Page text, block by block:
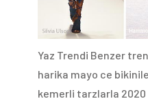
Yaz Trendi Benzer
harika mayo ce
kemerli tarzlarla